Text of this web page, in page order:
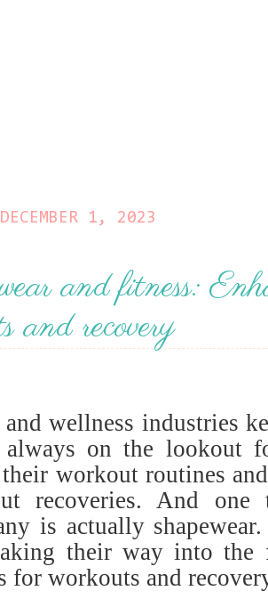
1, 2023
and fitness:
and recovery
wellness industries
always on the lookout
workout routines
recoveries. And
is actually
their way into the
for workouts and